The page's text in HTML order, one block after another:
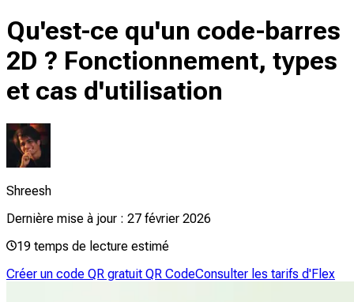
Qu'est-ce qu'un code-barres
2D ? Fonctionnement, types
et cas d'utilisation
Shreesh
Dernière mise à jour : 27 février 2026
19 temps de lecture estimé
Créer un code QR gratuit QR CodeConsulter les tarifs d'Flex